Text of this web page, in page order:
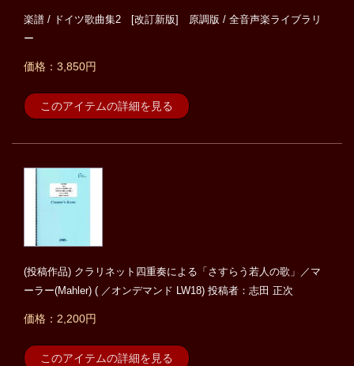
楽譜 / ドイツ歌曲集2 [改訂新版] 原調版 / 全音声楽ライブラリ
ー
価格：3,850円
このアイテムの詳細を見る
(投稿作品) クラリネット四重奏による「さすらう若人の歌」／マ
ーラー(Mahler) ( ／オンデマンド LW18) 投稿者：志田 正次
価格：2,200円
このアイテムの詳細を見る